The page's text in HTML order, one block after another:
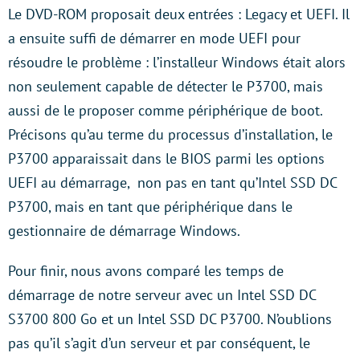
Le DVD-ROM proposait deux entrées : Legacy et UEFI. Il
a ensuite suffi de démarrer en mode UEFI pour
résoudre le problème : l’installeur Windows était alors
non seulement capable de détecter le P3700, mais
aussi de le proposer comme périphérique de boot.
Précisons qu’au terme du processus d’installation, le
P3700 apparaissait dans le BIOS parmi les options
UEFI au démarrage, non pas en tant qu’Intel SSD DC
P3700, mais en tant que périphérique dans le
gestionnaire de démarrage Windows.
Pour finir, nous avons comparé les temps de
démarrage de notre serveur avec un Intel SSD DC
S3700 800 Go et un Intel SSD DC P3700. N’oublions
pas qu’il s’agit d’un serveur et par conséquent, le